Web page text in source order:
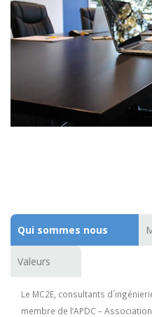
Qui sommes nous
Valeurs
Le MC2E, consultants
membre de l’APDC –